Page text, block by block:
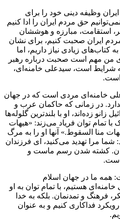
وظیفه دینی خود را برای
حق مردم ایران را ادا کنیم
استقامت، مبارزه و هوششان
ایران صحبت کنیم، برای نشان
زیادی نیاز داریم، اما
من مهم است صحبت درباره رهبر
شرایط است، سیدعلی خامنه‌ای،
است.
خامنه‌ای مردی است که در جهان
در زمانی که حاکمان عرب و
زانو زده‌اند، او با بلندترین گلوله‌ها
با تمام توان فریاد می‌زند: «هیهات
منا السقوط.» آنها او را به مرگ
شما مرا تهدید می‌کنید، ای فرزندان
کشته شدن رسم ماست و
همه ما در جهان اسلام
هستیم، با تمام توان به او
فرهنگ و تمدنمان. بلکه به خدا
رویکرد فداکاری کنیم و به عنوان